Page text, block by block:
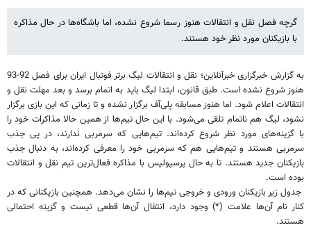
گرچه فصل نقل و انتقالات هنوز رسما شروع نشده، اما باشگاه‌ها در حال مذاکره
با بازیکنان مورد نظر خود هستند.
به گزارش خبرگزاری خبرآنلاین؛ نقل و انتقالات لیگ برتر فوتبال ایران برای فصل 92-93
هنوز شروع نشده است. طبق قانون، ابتدا لیگ باید به اتمام برسد و بعد مهلت نقل و
انتقالات اعلام شود. اما هنوز مسابقه پلی‌آف برگزار نشده و تا زمانی که این بازی برگزار
نشود، لیگ هم ناتمام تلقی می‌شود. با این حال تیم‌ها از همین حالا مذاکرات خود را
با گزینه‌های مورد نظر شروع کرده‌اند. تیم‌هایی که سرمربی ندارند، در پی جذب
سرمربی هستند و تیم‌هایی هم که سرمربی خود را معرفی کرده‌اند، به دنبال جذب
بازیکنان جدید هستند. تا به حال پرسپولیس با مذاکره فعال‌ترین تیم نقل و انتقالات
بوده است.
جدول زیر بازیکنان ورودی و خروجی تیم‌ها را نشان می‌دهد. همچنین بازیکنانی که در
کنار نام آن‌ها علامت (*) وجود دارد، انتقال آن‌ها قطعی نیست و گزینه احتمالی
هستند.